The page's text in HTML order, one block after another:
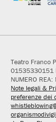
Teatro Franco
01535330151
NUMERO
Note legali &
preferenze dei